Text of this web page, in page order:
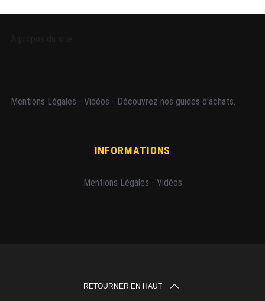
Mentions Légales Vidéos Découvrez nos guides d'achats.
INFORMATIONS
Mentions Légales Vidéos
RETOURNER EN HAUT